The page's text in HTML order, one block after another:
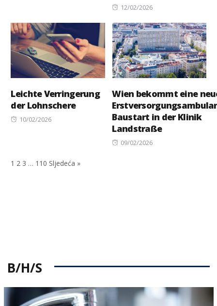
Posted
12/02/2026
Leichte Verringerung
der Lohnschere
Posted
10/02/2026
Wien bekommt eine
Baustart in der Klinik
Landstraße
Posted
09/02/2026
1 2 3 … 110 Sljedeća »
B/H/S